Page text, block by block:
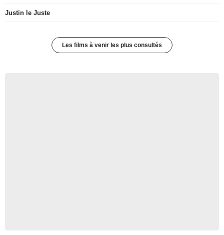
Justin le Juste
Les films à venir les plus consultés